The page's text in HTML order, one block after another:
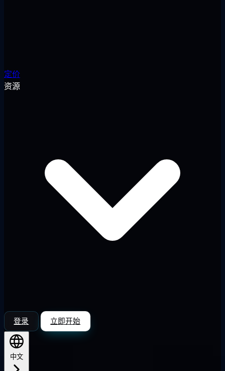
定价
资源
登录 立即开始
中文